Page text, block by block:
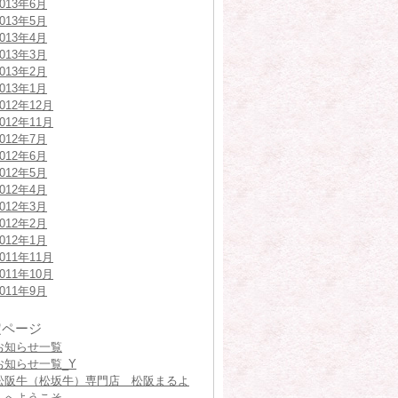
年6月
年5月
年4月
年3月
年2月
年1月
年12月
年11月
年7月
年6月
年5月
年4月
年3月
年2月
年1月
年11月
年10月
年9月
ージ
知らせ一覧
知らせ一覧_Y
阪牛（松坂牛）専門店 松阪まるよ